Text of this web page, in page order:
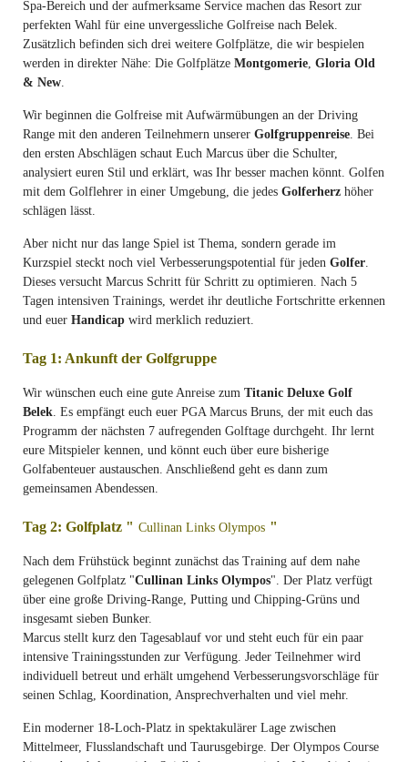
Spa-Bereich und der aufmerksame Service machen das Resort zur
perfekten Wahl für eine unvergessliche Golfreise nach Belek.
Zusätzlich befinden sich drei weitere Golfplätze, die wir bespielen
werden in direkter Nähe: Die Golfplätze Montgomerie, Gloria Old
& New.
Wir beginnen die Golfreise mit Aufwärmübungen an der Driving
Range mit den anderen Teilnehmern unserer Golfgruppenreise. Bei
den ersten Abschlägen schaut Euch Marcus über die Schulter,
analysiert euren Stil und erklärt, was Ihr besser machen könnt. Golfen
mit dem Golflehrer in einer Umgebung, die jedes Golferherz höher
schlägen lässt.
Aber nicht nur das lange Spiel ist Thema, sondern gerade im
Kurzspiel steckt noch viel Verbesserungspotential für jeden Golfer.
Dieses versucht Marcus Schritt für Schritt zu optimieren. Nach 5
Tagen intensiven Trainings, werdet ihr deutliche Fortschritte erkennen
und euer Handicap wird merklich reduziert.
Tag 1: Ankunft der Golfgruppe
Wir wünschen euch eine gute Anreise zum Titanic Deluxe Golf
Belek. Es empfängt euch euer PGA Marcus Bruns, der mit euch das
Programm der nächsten 7 aufregenden Golftage durchgeht. Ihr lernt
eure Mitspieler kennen, und könnt euch über eure bisherige
Golfabenteuer austauschen. Anschließend geht es dann zum
gemeinsamen Abendessen.
Tag 2: Golfplatz " Cullinan Links Olympos "
Nach dem Frühstück beginnt zunächst das Training auf dem nahe
gelegenen Golfplatz "Cullinan Links Olympos". Der Platz verfügt
über eine große Driving-Range, Putting und Chipping-Grüns und
insgesamt sieben Bunker.
Marcus stellt kurz den Tagesablauf vor und steht euch für ein paar
intensive Trainingsstunden zur Verfügung. Jeder Teilnehmer wird
individuell betreut und erhält umgehend Verbesserungsvorschläge für
seinen Schlag, Koordination, Ansprechverhalten und viel mehr.
Ein moderner 18-Loch-Platz in spektakulärer Lage zwischen
Mittelmeer, Flusslandschaft und Taurusgebirge. Der Olympos Course